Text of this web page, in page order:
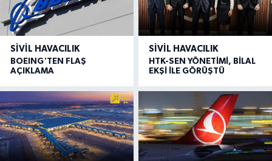
SIVIL HAVACILIK
BOEING'TEN FLAŞ
AÇIKLAMA
SIVIL HAVACILIK
HTK-SEN YÖNETİMİ, BİLAL
EKŞİ İLE GÖRÜŞTÜ